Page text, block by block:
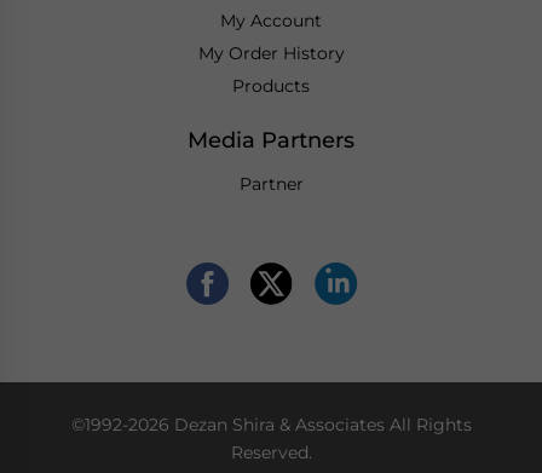
My Account
My Order History
Products
Media Partners
Partner
©1992-2026 Dezan Shira & Associates All Rights
Reserved.